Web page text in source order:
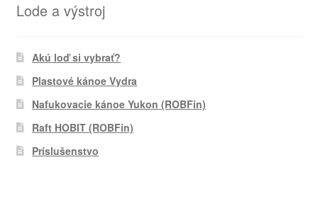
Lode a výstroj
Akú loď si vybrať?
Plastové kánoe Vydra
Nafukovacie kánoe Yukon (ROBFin)
Raft HOBIT (ROBFin)
Príslušenstvo